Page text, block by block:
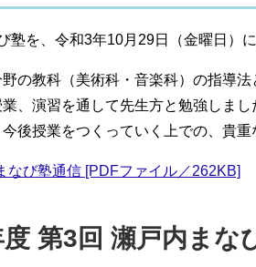
塾を、令和3年10月29日（金曜日）に
の教科（美術科・音楽科）の指導
、演習を通して先生方と勉強しま
後授業をつくっていく上での、貴重
なび塾通信 [PDFファイル／262KB]
第3回 瀬戸内まな